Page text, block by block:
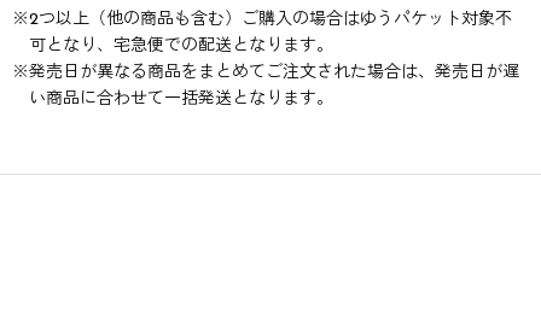
※2つ以上（他の商品も含む）ご購入の場合はゆうパケット対象不
可となり、宅急便での配送となります。
※発売日が異なる商品をまとめてご注文された場合は、発売日が遅
い商品に合わせて一括発送となります。